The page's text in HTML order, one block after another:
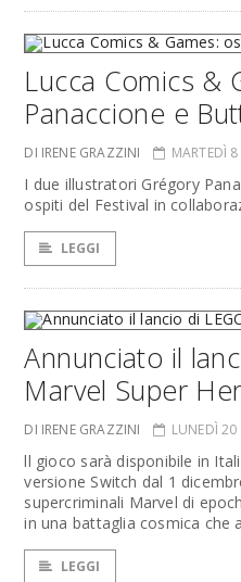
Lucca Comics &
Panaccione e
DI IRENE GRAZZINI MARTEDÌ
I due illustratori Grégory
ospiti del Festival in
LEGGI
Annunciato il
Marvel Super
DI IRENE GRAZZINI LUNEDÌ 20
ll gioco sarà disponibile in
versione Switch dal 1
supercriminali Marvel di
in una battaglia cosmica che
LEGGI